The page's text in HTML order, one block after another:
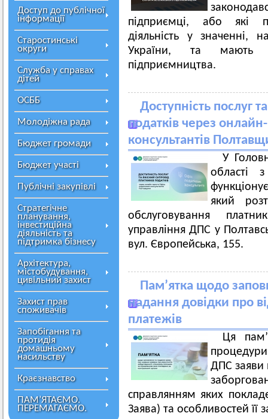
Доступ до публічної
інформації
Старостинські
округи
Служба у справах
дітей
ОСББ
Молодіжна рада
Бюджет громади
Бюджет участі
Публічні закупівлі
Стратегічне
планування,
інвестиційна
діяльність та
підтримка бізнесу
Архітектура,
містобудування,
цивільний захист
Захист прав
споживачів
Запобігання та
протидія
домашньому
насильству
Краєзнавство
ПАМ’ЯТАЄМО.
ПЕРЕМАГАЄМО.
підприємці, або які
діяльність у значенні,
України, та мають
підприємництва.
Доступність послуг
податків через
консультантів
У
області
який
обслуговування
управління ДПС у
вул. Європейська, 155.
Пам’ятка щодо
надання довідки про
платежів
Ця
ДПС заяви
справлянням яких
Заява) та особливостей її